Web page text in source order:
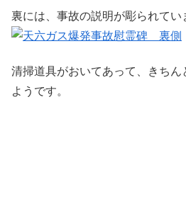
裏には、事故の説明が彫られてい
清掃道具がおいてあって、きちん
ようです。